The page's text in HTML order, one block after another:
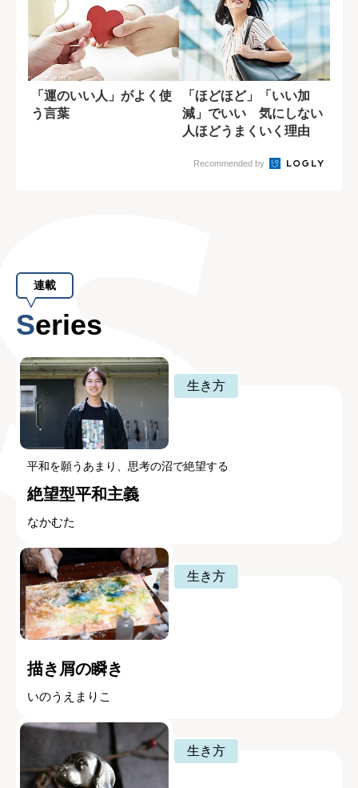
「運のいい人」がよく使
う言葉
「ほどほど」「いい加
減」でいい 気にしない
人ほどうまくいく理由
Recommended by
連載
Series
生き方
平和を願うあまり、思考の沼で絶望する
絶望型平和主義
なかむた
生き方
描き屑の瞬き
いのうえまりこ
生き方